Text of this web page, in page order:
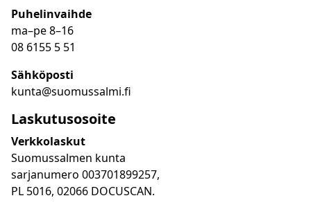
Puhelinvaihde
ma–pe 8–16
08 6155 5 51
Sähköposti
kunta@suomussalmi.fi
Laskutusosoite
Verkkolaskut
Suomussalmen kunta
sarjanumero 003701899257,
PL 5016, 02066 DOCUSCAN.